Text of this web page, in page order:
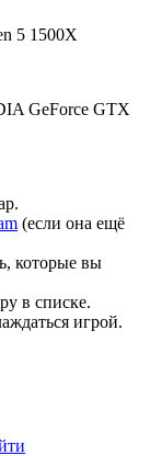
5 1500X
GeForce GTX
(если она ещё
которые вы
в списке.
игрой.